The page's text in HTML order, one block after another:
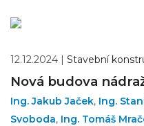
12.12.2024 | Stavební
Nová budova
Ing. Jakub Jaček, Ing.
Svoboda, Ing. Tomáš